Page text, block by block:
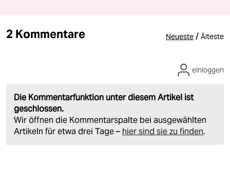
2 Kommentare Neueste / Älteste
Die Kommentarfunktion unter diesem Artikel ist
geschlossen.
Wir öffnen die Kommentarspalte bei ausgewählten
Artikeln für etwa drei Tage – hier sind sie zu finden.
einloggen